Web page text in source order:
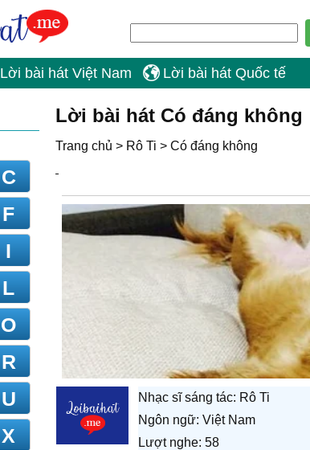
Lời bài hát Việt Nam Lời bài hát Quốc tế
Lời bài hát Có đáng không
Trang chủ > Rô Ti > Có đáng không
Nhạc sĩ sáng tác: Rô Ti
Ngôn ngữ: Việt Nam
Lượt nghe: 58
C
F
I
L
O
R
U
X